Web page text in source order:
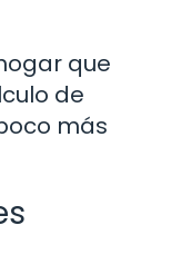
que
de
más